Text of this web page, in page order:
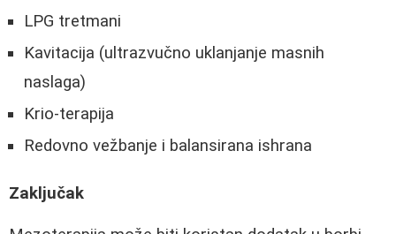
LPG tretmani
Kavitacija (ultrazvučno uklanjanje masnih
naslaga)
Krio-terapija
Redovno vežbanje i balansirana ishrana
Zaključak